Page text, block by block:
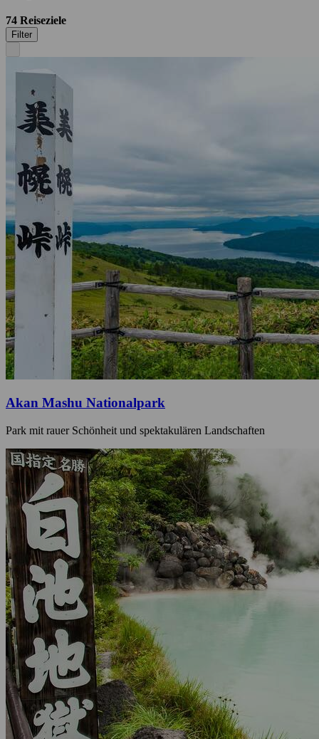
74 Reiseziele
Filter
Akan Mashu Nationalpark
Park mit rauer Schönheit und spektakulären Landschaften